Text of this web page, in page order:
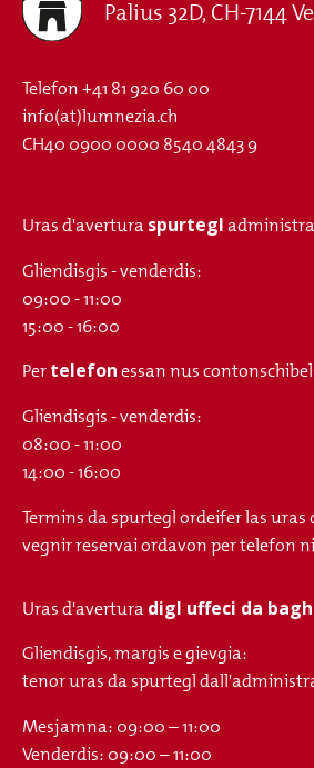
Palius 32D, CH-7144
Telefon+41 81 920 60 00
info(at)lumnezia.ch
CH40 0900 0000 8540 4843 9
Uras d'averturaspurtegl
Gliendisgis - venderdis:
09:00 - 11:00
15:00 - 16:00
Pertelefonessan nus
Gliendisgis - venderdis:
08:00 - 11:00
14:00 - 16:00
Termins da spurtegl ordeifer las uras
vegnir reservai ordavon per telefon
Uras d'averturadigl uffeci da
Gliendisgis, margis e gievgia:
tenor uras da spurtegl
Mesjamna: 09:00 – 11:00
Venderdis: 09:00 – 11:00